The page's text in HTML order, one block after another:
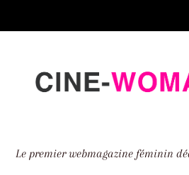
down
Le premier webmagazine féminin